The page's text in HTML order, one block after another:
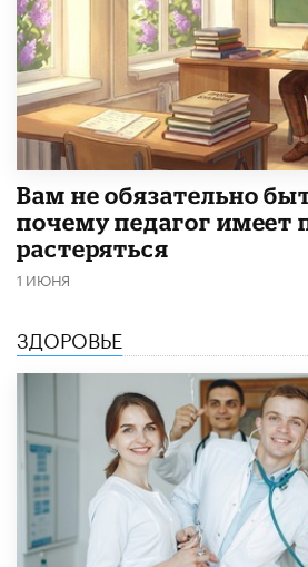
​Вам не обязательно
почему педагог имеет
растеряться
1 ИЮНЯ
ЗДОРОВЬЕ